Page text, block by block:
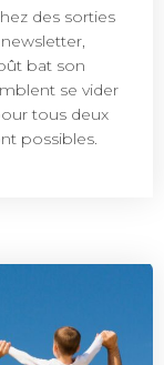
des sorties
bat son
se vider
tous deux
possibles.